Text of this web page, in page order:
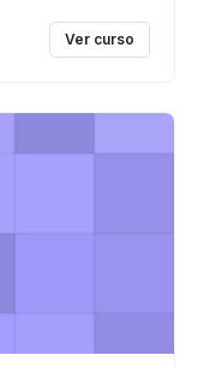
Ver curso